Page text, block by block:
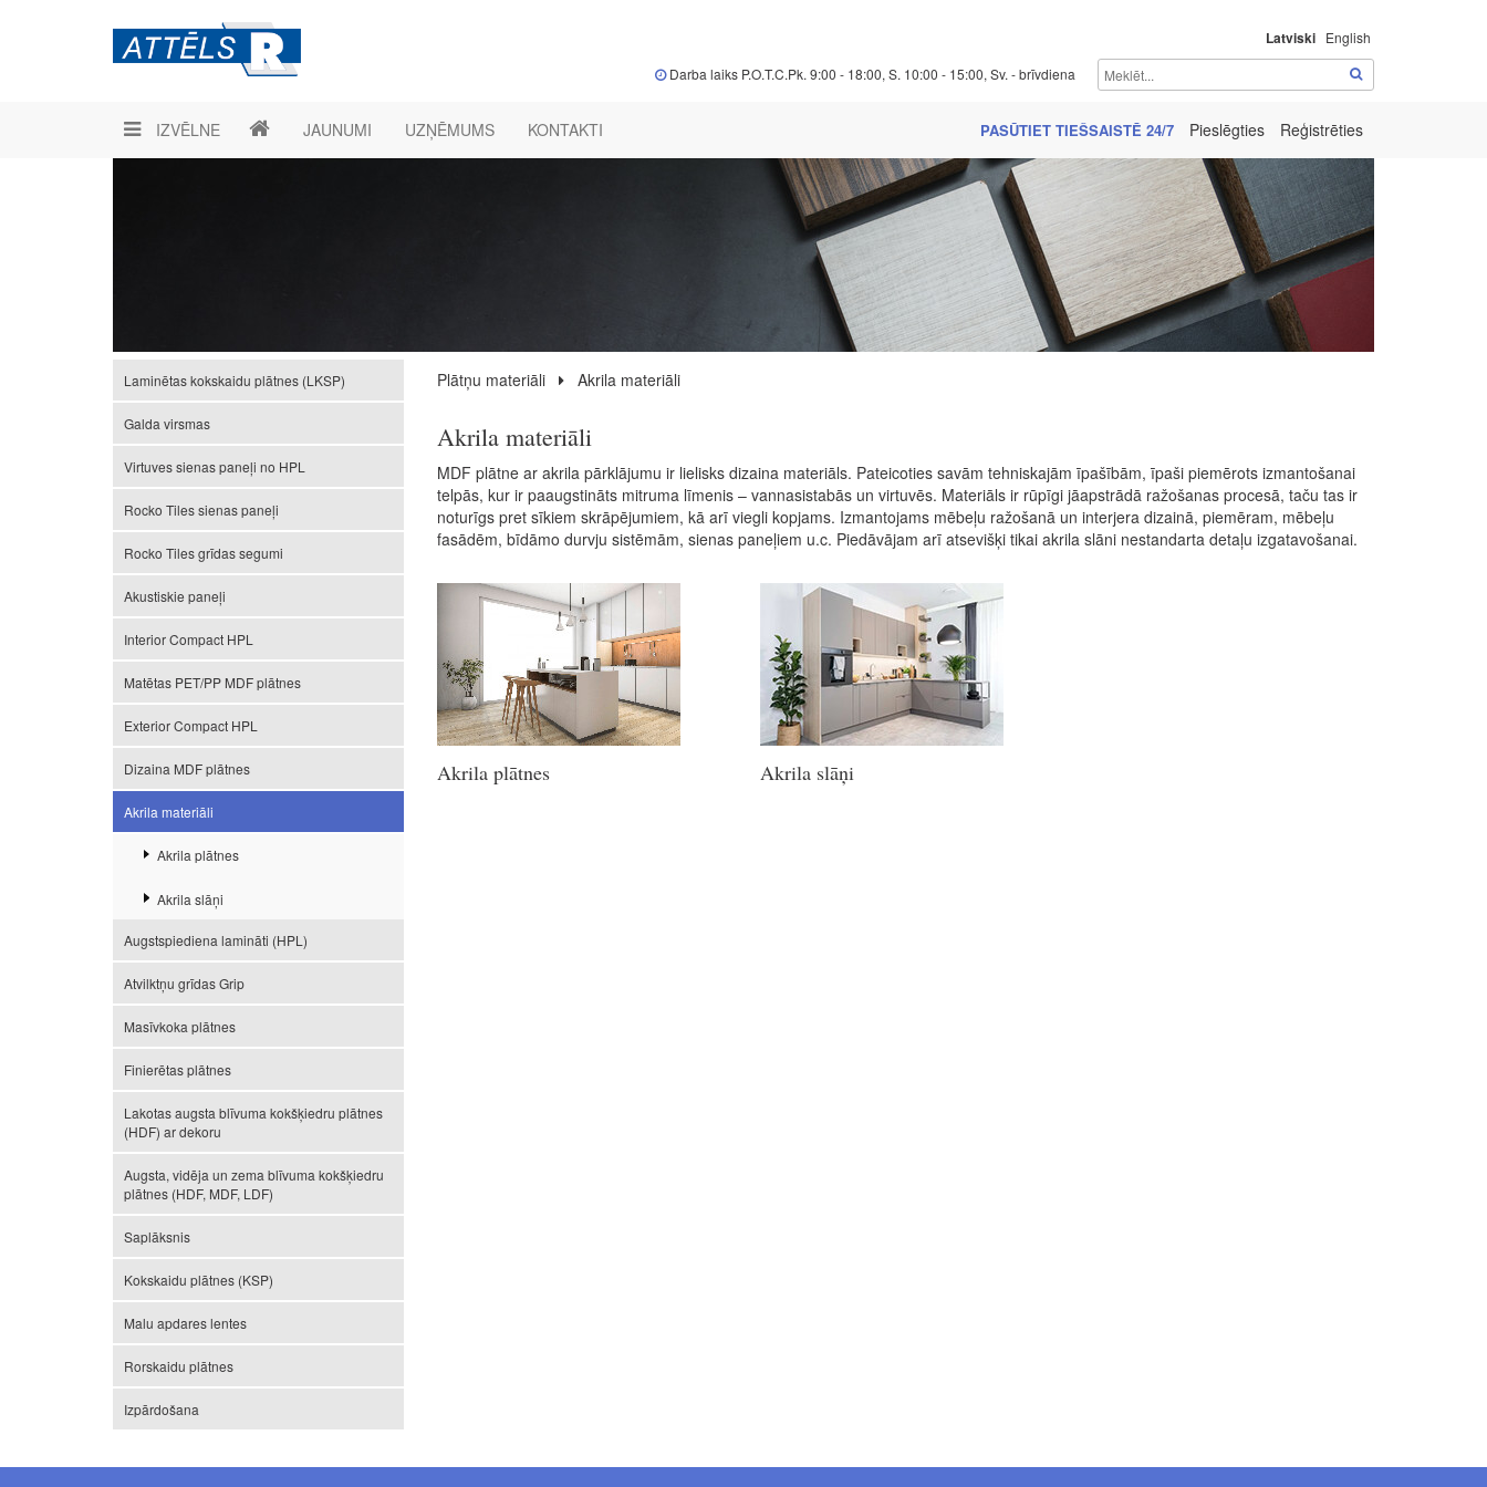
Latviski English
Darba laiks P.O.T.C.Pk. 9:00 - 18:00, S. 10:00 - 15:00, Sv. - brīvdiena
IZVĒLNE JAUNUMI UZŅĒMUMS KONTAKTI PASŪTIET TIEŠSAISTĒ 24/7 Pieslēgties Reģistrēties
Laminētas kokskaidu plātnes (LKSP)
Galda virsmas
Virtuves sienas paneļi no HPL
Rocko Tiles sienas paneļi
Rocko Tiles grīdas segumi
Akustiskie paneļi
Interior Compact HPL
Matētas PET/PP MDF plātnes
Exterior Compact HPL
Dizaina MDF plātnes
Akrila materiāli
Akrila plātnes
Akrila slāņi
Augstspiediena lamināti (HPL)
Atvilktņu grīdas Grip
Masīvkoka plātnes
Finierētas plātnes
Lakotas augsta blīvuma kokšķiedru plātnes
(HDF) ar dekoru
Augsta, vidēja un zema blīvuma kokšķiedru
plātnes (HDF, MDF, LDF)
Saplāksnis
Kokskaidu plātnes (KSP)
Malu apdares lentes
Rorskaidu plātnes
Izpārdošana
Plātņu materiāli Akrila materiāli
Akrila materiāli
MDF plātne ar akrila pārklājumu ir lielisks dizaina materiāls. Pateicoties savām tehniskajām īpašībām, īpaši piemērots izmantošanai
telpās, kur ir paaugstināts mitruma līmenis – vannasistabās un virtuvēs. Materiāls ir rūpīgi jāapstrādā ražošanas procesā, taču tas ir
noturīgs pret sīkiem skrāpējumiem, kā arī viegli kopjams. Izmantojams mēbeļu ražošanā un interjera dizainā, piemēram, mēbeļu
fasādēm, bīdāmo durvju sistēmām, sienas paneļiem u.c. Piedāvājam arī atsevišķi tikai akrila slāni nestandarta detaļu izgatavošanai.
Akrila plātnes Akrila slāņi